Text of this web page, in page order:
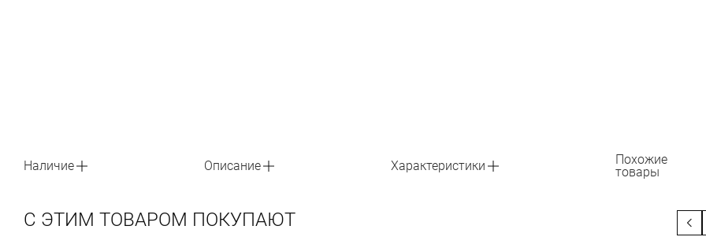
Наличие Описание Характеристики
Похожие
товары
С ЭТИМ ТОВАРОМ ПОКУПАЮТ